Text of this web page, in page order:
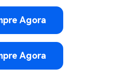
Agora
Agora